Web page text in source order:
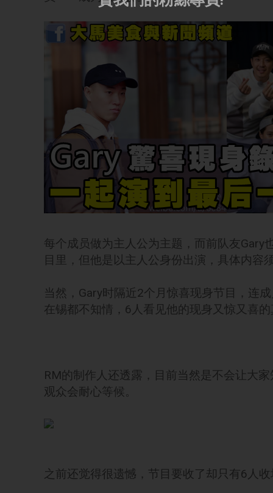
每个成员做为主人公为主题，而前队友
目里，但他是以主人公身份出演，具体内容
当然，Gary时隔近2个月惊喜现身节目，连
在锡都不知情，6人看见他的现身又惊又喜
RM的制作人还透露，目前当然是不会让大
观众会耐心等候。
之前还觉得很遗憾，节目要收了却只有6人